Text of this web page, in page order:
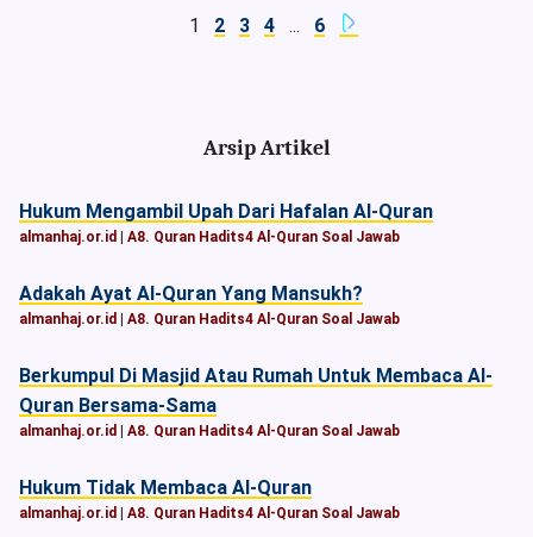
1 2 3 4 ... 6
Arsip Artikel
Hukum Mengambil Upah Dari Hafalan Al-Quran
almanhaj.or.id A8. Quran Hadits4 Al-Quran Soal Jawab
Adakah Ayat Al-Quran Yang Mansukh?
almanhaj.or.id A8. Quran Hadits4 Al-Quran Soal Jawab
Berkumpul Di Masjid Atau Rumah Untuk Membaca Al-
Quran Bersama-Sama
almanhaj.or.id A8. Quran Hadits4 Al-Quran Soal Jawab
Hukum Tidak Membaca Al-Quran
almanhaj.or.id A8. Quran Hadits4 Al-Quran Soal Jawab